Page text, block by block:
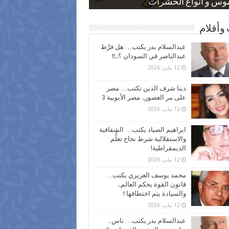
و أنواع الحشرات
بعد ارتفاع الأسعار
نسبة الطلاق في مصر
كاركاتيرية
كاركاتيرية
وأقلام
عبدالسلام بدر يكتب… هل فرَّط
عبدالناصر في السودان ؟..!!
12 يناير، 2026
دينا شرف الدين تكتب… مصر
على مر العصور.. مصر الأيوبية 3
12 يناير، 2026
ابراهيم الصياد يكتب… الشفافية
والاستقلالية شرط نجاح تعلُّم
الديمقراطية!
12 يناير، 2026
محمد يوسف العزيزي يكتب…
قانون القوة يحكم العالم..
والسيادة يتم اختطافها !
12 يناير، 2026
عبدالسلام بدر يكتب… ناس .